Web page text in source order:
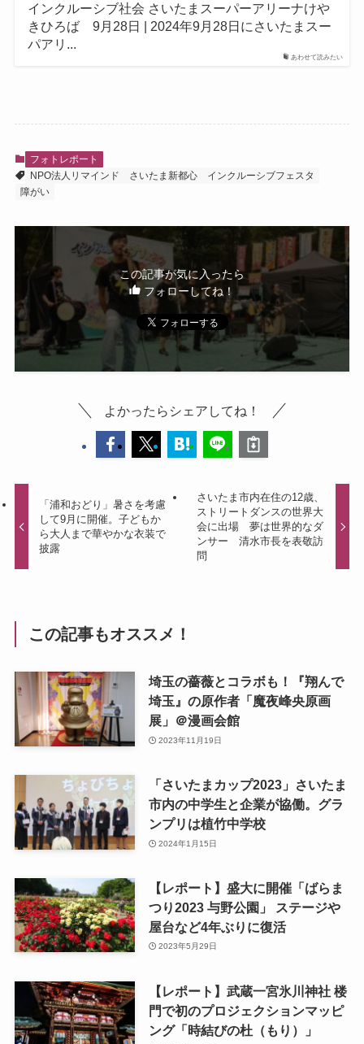
あわせて読みたい
インクルーシブ社会 さいたまスーパーアリーナけや
きひろば 9月28日 | 2024年9月28日にさいたまスー
パアリ...
フォトレポート
NPO法人リマインド
さいたま新都心
インクルーシブフェスタ
障がい
この記事が気に入ったら
フォローしてね！
よかったらシェアしてね！
「浦和おどり」暑さを考慮
して9月に開催。子どもか
ら大人まで華やかな衣装で
披露
さいたま市内在住の12歳、
ストリートダンスの世界大
会に出場 夢は世界的なダ
ンサー 清水市長を表敬訪
問
この記事もオススメ！
埼玉の薔薇とコラボも！『翔んで
埼玉』の原作者「魔夜峰央原画
展」＠漫画会館
2023年11月19日
「さいたまカップ2023」さいたま
市内の中学生と企業が協働。グラ
ンプリは植竹中学校
2024年1月15日
【レポート】盛大に開催「ばらま
つり2023 与野公園」 ステージや
屋台など4年ぶりに復活
2023年5月29日
【レポート】武蔵一宮氷川神社 楼
門で初のプロジェクションマッピ
ング「時結びの杜（もり）」